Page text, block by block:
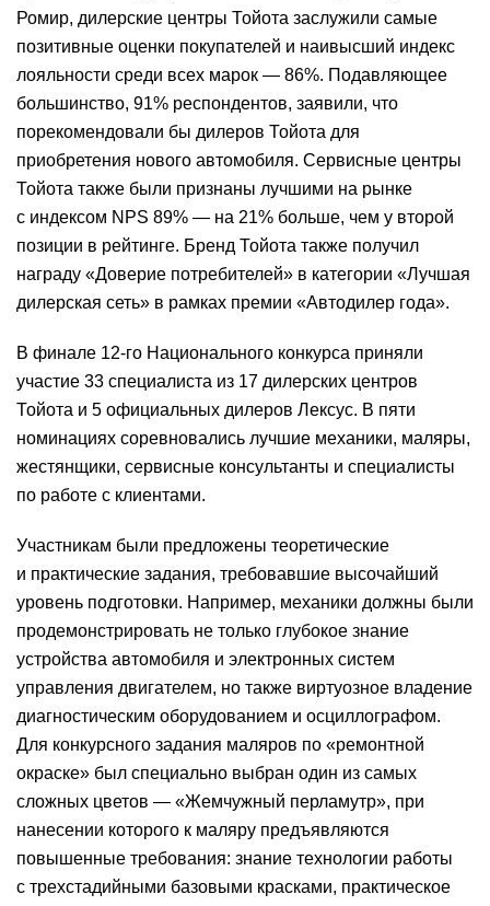
Ромир, дилерские центры Тойота заслужили самые
позитивные оценки покупателей и наивысший индекс
лояльности среди всех марок — 86%. Подавляющее
большинство, 91% респондентов, заявили, что
порекомендовали бы дилеров Тойота для
приобретения нового автомобиля. Сервисные центры
Тойота также были признаны лучшими на рынке
с индексом NPS 89% — на 21% больше, чем у второй
позиции в рейтинге. Бренд Тойота также получил
награду «Доверие потребителей» в категории «Лучшая
дилерская сеть» в рамках премии «Автодилер года».
В финале 12-го Национального конкурса приняли
участие 33 специалиста из 17 дилерских центров
Тойота и 5 официальных дилеров Лексус. В пяти
номинациях соревновались лучшие механики, маляры,
жестянщики, сервисные консультанты и специалисты
по работе с клиентами.
Участникам были предложены теоретические
и практические задания, требовавшие высочайший
уровень подготовки. Например, механики должны были
продемонстрировать не только глубокое знание
устройства автомобиля и электронных систем
управления двигателем, но также виртуозное владение
диагностическим оборудованием и осциллографом.
Для конкурсного задания маляров по «ремонтной
окраске» был специально выбран один из самых
сложных цветов — «Жемчужный перламутр», при
нанесении которого к маляру предъявляются
повышенные требования: знание технологии работы
с трехстадийными базовыми красками, практическое